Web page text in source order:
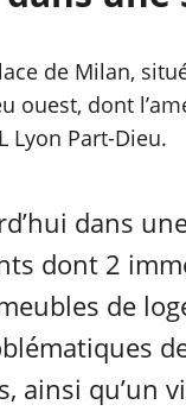
de Milan,
ouest, dont
Lyon Part-Dieu.
dans
dont 2
de
ainsi qu’un